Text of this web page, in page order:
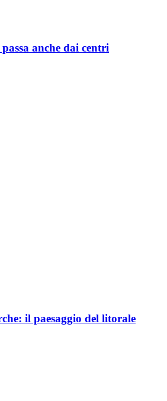
anche dai centri
il paesaggio del litorale